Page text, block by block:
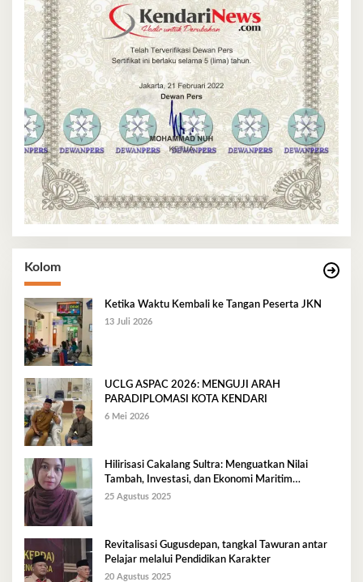
Kolom
Ketika Waktu Kembali ke Tangan Peserta JKN
13 Juli 2026
UCLG ASPAC 2026: MENGUJI ARAH
PARADIPLOMASI KOTA KENDARI
6 Mei 2026
Hilirisasi Cakalang Sultra: Menguatkan Nilai
Tambah, Investasi, dan Ekonomi Maritim
Berkelanjutan
25 Agustus 2025
Revitalisasi Gugusdepan, tangkal Tawuran antar
Pelajar melalui Pendidikan Karakter
20 Agustus 2025